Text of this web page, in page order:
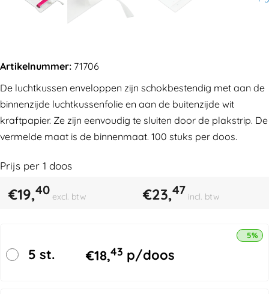
Artikelnummer: 71706
De luchtkussen enveloppen zijn schokbestendig met aan de
binnenzijde luchtkussenfolie en aan de buitenzijde wit
kraftpapier. Ze zijn eenvoudig te sluiten door de plakstrip. De
vermelde maat is de binnenmaat. 100 stuks per doos.
Prijs per 1 doos
€19,40 excl. btw €23,47 incl. btw
5 st. €18,43 p/doos
5%